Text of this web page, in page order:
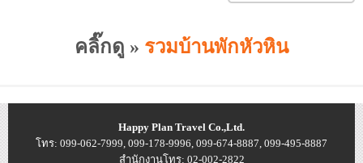
คลิ๊กดู » รวมบ้านพักหัวหิน
Happy Plan Travel Co.,Ltd.
โทร: 099-062-7999, 099-178-9996, 099-674-8887, 099-495-8887
สำนักงานโทร: 02-002-2822